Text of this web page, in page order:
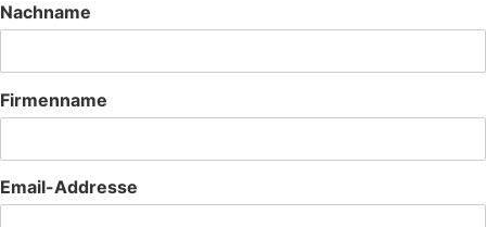
Nachname
Firmenname
Email-Addresse